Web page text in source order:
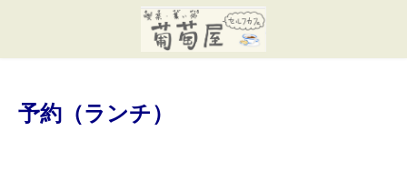
ン
ー
予約（ランチ）